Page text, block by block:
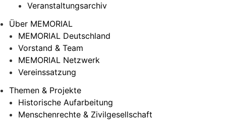
Veranstaltungsarchiv
Über MEMORIAL
MEMORIAL Deutschland
Vorstand & Team
MEMORIAL Netzwerk
Vereinssatzung
Themen & Projekte
Historische Aufarbeitung
Menschenrechte & Zivilgesellschaft